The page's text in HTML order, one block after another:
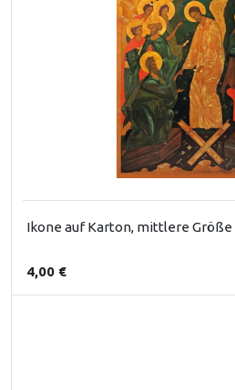
Ikone auf Karton, mittlere
4,00 €